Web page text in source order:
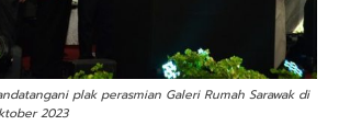
plak perasmian Galeri Rumah Sarawak di
2023